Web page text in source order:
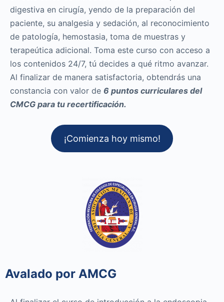
digestiva en cirugía, yendo de la preparación del
paciente, su analgesia y sedación, al reconocimiento
de patología, hemostasia, toma de muestras y
terapeútica adicional. Toma este curso con acceso a
los contenidos 24/7, tú decides a qué ritmo avanzar.
Al finalizar de manera satisfactoria, obtendrás una
constancia con valor de 6 puntos curriculares del
CMCG para tu recertificación.
¡Comienza hoy mismo!
Avalado por AMCG